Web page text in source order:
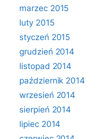
marzec 2015
luty 2015
styczeń 2015
grudzień 2014
listopad 2014
październik 2014
wrzesień 2014
sierpień 2014
lipiec 2014